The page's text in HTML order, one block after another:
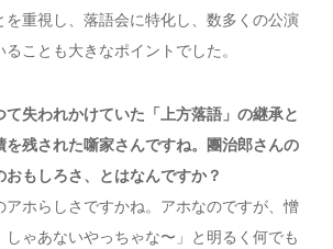
を重視し、落語会に特化し、数多くの公演
ことも大きなポイントでした。
て失われかけていた「上方落語」の継承と
を残された噺家さんですね。團治郎さんの
もしろさ、とはなんですか？
アホらしさですかね。アホなのですが、憎
ゃあないやっちゃな〜」と明るく何でも